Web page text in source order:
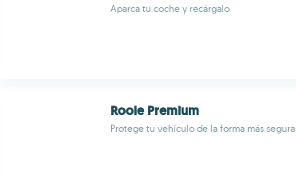
Aparca tu coche y recárgalo
Roole Premium
Protege tu vehículo de la forma más segura